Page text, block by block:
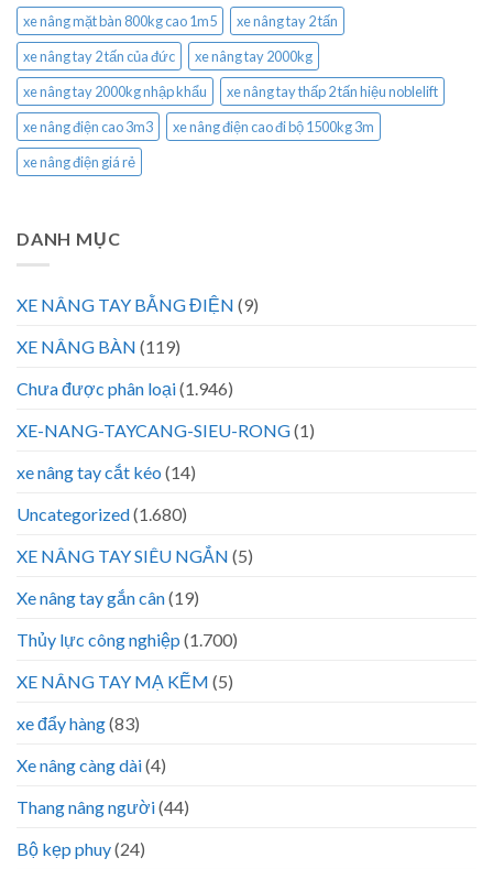
xe nâng mặt bàn 800kg cao 1m5
xe nâng tay 2 tấn
xe nâng tay 2 tấn của đức
xe nâng tay 2000kg
xe nâng tay 2000kg nhập khẩu
xe nâng tay thấp 2 tấn hiệu noblelift
xe nâng điện cao 3m3
xe nâng điện cao đi bộ 1500kg 3m
xe nâng điện giá rẻ
DANH MỤC
XE NÂNG TAY BẰNG ĐIỆN (9)
XE NÂNG BÀN (119)
Chưa được phân loại(1.946)
XE-NANG-TAYCANG-SIEU-RONG(1)
xe nâng tay cắt kéo (14)
Uncategorized(1.680)
XE NÂNG TAY SIÊU NGẮN (5)
Xe nâng tay gắn cân(19)
Thủy lực công nghiệp (1.700)
XE NÂNG TAY MẠ KẼM (5)
xe đẩy hàng(83)
Xe nâng càng dài(4)
Thang nâng người(44)
Bộ kẹp phuy(24)